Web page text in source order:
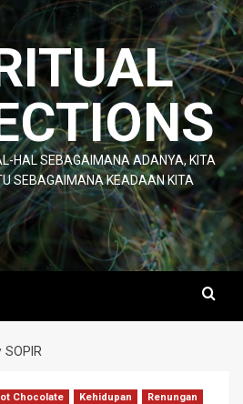
HAL SEBAGAIMANA ADANYA, KITA
SEBAGAIMANA KEADAAN KITA
SOPIR
Chocolate Kehidupan Renungan